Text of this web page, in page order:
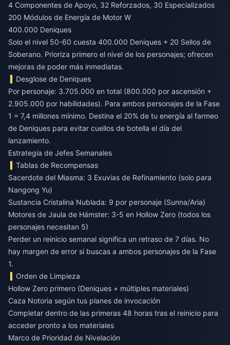
4 Componentes de Apoyo, 32 Reforzados, 30 Especializados
200 Módulos de Energía de Motor W
400.000 Deniques
Solo el nivel 50-60 cuesta 400.000 Deniques + 20 Sellos de
Soberano. Prioriza primero el nivel de los personajes; ofrecen
mejoras de poder más inmediatas.
Desglose de Deniques
Por personaje: 3.705.000 en total (800.000 por ascensión +
2.905.000 por habilidades). Para ambos personajes de la Fase
1 = 7,4 millones mínimo. Destina el 20% de tu energía al farmeo
de Deniques para evitar cuellos de botella el día del
lanzamiento.
Estrategia de Jefes Semanales
Tablas de Recompensas
Sacerdote del Miasma: 3 Exuvias de Refinamiento (solo para
Nangong Yu)
Sustancia Cristalina Nublada: 9 por personaje (Sunna/Aria)
Motores de Jaula de Hámster: 3-5 en Hollow Zero (todos los
personajes necesitan 5)
Perder un reinicio semanal significa un retraso de 7 días. No
hay margen de error si buscas a ambos personajes de la Fase
1.
Orden de Limpieza
Hollow Zero primero (Deniques + múltiples materiales)
Caza Notoria según tus planes de invocación
Completar dentro de las primeras 48 horas tras el reinicio para
acceder pronto a los materiales
Marco de Prioridad de Nivelación